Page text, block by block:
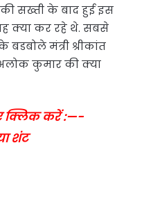
सख्ती के बाद हुई इस
क्या कर रहे थे. सबसे
मंत्री श्रीकांत
कुमार की क्या
क्लिक करें :—-
शंट